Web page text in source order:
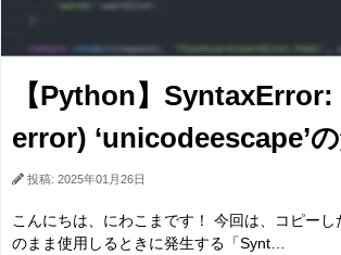
【Python】
error) ‘unicodeescape’
投稿: 2025年01月26日
こんにちは、にわこまです！ 今回は、コピーし
のまま使用しるときに発生する「Synt…